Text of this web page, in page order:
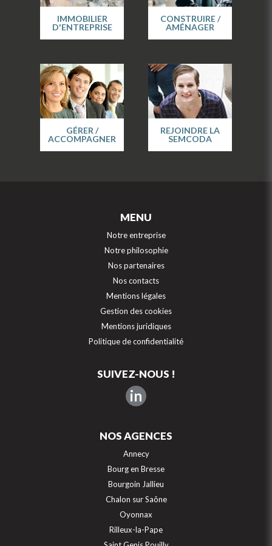
IMMOBILIER
D'ENTREPRISE
CONSTRUIRE /
AMÉNAGER
GÉRER /
ACCOMPAGNER
REJOINDRE LA
SEMCODA
MENU
Notre entreprise
Notre philosophie
Nos partenaires
Nos contacts
Mentions légales
Gestion des cookies
Mentions juridiques
Politique de confidentialité
SUIVEZ-NOUS !
in
NOS AGENCES
Annecy
Bourg en Bresse
Bourgoin Jallieu
Chalon sur Saône
Oyonnax
Rilleux-la-Pape